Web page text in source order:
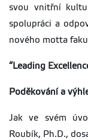
svou vnitřní
spolupráci a
nového motta
“Leading
Poděkování a
Jak ve svém
Roubík, Ph.D.,